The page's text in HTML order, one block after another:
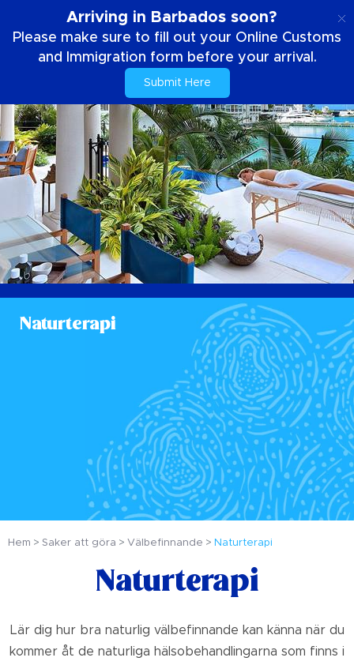
Arriving in Barbados soon?
Please make sure to fill out your Online Customs
and Immigration form before your arrival.
Submit Here
Naturterapi
Hem Saker att göra Välbefinnande Naturterapi
Naturterapi
Lär dig hur bra naturlig välbefinnande kan känna när du
kommer åt de naturliga hälsobehandlingarna som finns i